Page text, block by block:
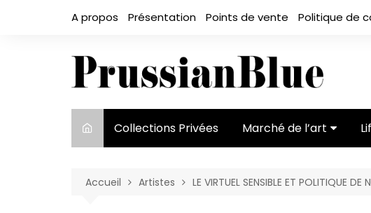
A propos Présentation Points de vente Politique de
Collections Privées Marché de l’art
acteurs
Accueil Artistes LE VIRTUEL SENSIBLE ET POLITIQUE DE